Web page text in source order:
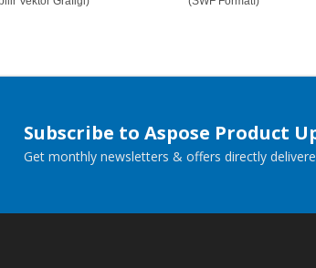
Subscribe to Aspose Product
Get monthly newsletters & offers directly